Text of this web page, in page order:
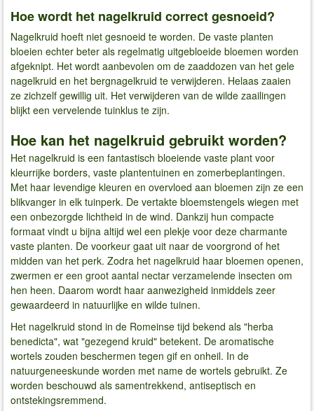
Hoe wordt het nagelkruid correct gesnoeid?
Nagelkruid hoeft niet gesnoeid te worden. De vaste planten
bloeien echter beter als regelmatig uitgebloeide bloemen worden
afgeknipt. Het wordt aanbevolen om de zaaddozen van het gele
nagelkruid en het bergnagelkruid te verwijderen. Helaas zaaien
ze zichzelf gewillig uit. Het verwijderen van de wilde zaailingen
blijkt een vervelende tuinklus te zijn.
Hoe kan het nagelkruid gebruikt worden?
Het nagelkruid is een fantastisch bloeiende vaste plant voor
kleurrijke borders, vaste plantentuinen en zomerbeplantingen.
Met haar levendige kleuren en overvloed aan bloemen zijn ze een
blikvanger in elk tuinperk. De vertakte bloemstengels wiegen met
een onbezorgde lichtheid in de wind. Dankzij hun compacte
formaat vindt u bijna altijd wel een plekje voor deze charmante
vaste planten. De voorkeur gaat uit naar de voorgrond of het
midden van het perk. Zodra het nagelkruid haar bloemen openen,
zwermen er een groot aantal nectar verzamelende insecten om
hen heen. Daarom wordt haar aanwezigheid inmiddels zeer
gewaardeerd in natuurlijke en wilde tuinen.
Het nagelkruid stond in de Romeinse tijd bekend als "herba
benedicta", wat "gezegend kruid" betekent. De aromatische
wortels zouden beschermen tegen gif en onheil. In de
natuurgeneeskunde worden met name de wortels gebruikt. Ze
worden beschouwd als samentrekkend, antiseptisch en
ontstekingsremmend.